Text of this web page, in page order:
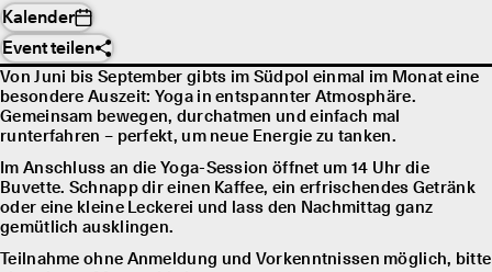
Kalender
Event teilen
Von Juni bis September gibts im Südpol einmal im Monat eine
besondere Auszeit: Yoga in entspannter Atmosphäre.
Gemeinsam bewegen, durchatmen und einfach mal
runterfahren – perfekt, um neue Energie zu tanken.
Im Anschluss an die Yoga-Session öffnet um 14 Uhr die
Buvette. Schnapp dir einen Kaffee, ein erfrischendes Getränk
oder eine kleine Leckerei und lass den Nachmittag ganz
gemütlich ausklingen.
Teilnahme ohne Anmeldung und Vorkenntnissen möglich, bitte